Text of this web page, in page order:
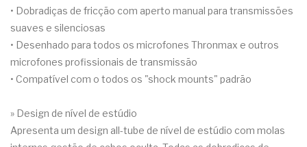
• Dobradiças de fricção com aperto manual para transmissões
suaves e silenciosas
• Desenhado para todos os microfones Thronmax e outros
microfones profissionais de transmissão
• Compatível com o todos os "shock mounts" padrão
» Design de nível de estúdio
Apresenta um design all-tube de nível de estúdio com molas